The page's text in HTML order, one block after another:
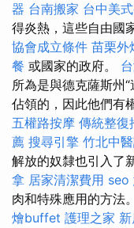
器 台南搬家 台中美
得炎熱，這些自由國
協會成立條件 苗栗外
餐 或國家的政府。
所為是與德克薩斯州
佔領的，因此他們有
五權路按摩 傳統整復
薦 搜尋引擎 竹北中
解放的奴隸也引入了
拿 居家清潔費用 seo
肉和特殊應用的方法。
燴buffet 護理之家